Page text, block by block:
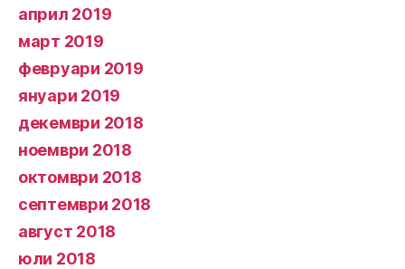
април 2019
март 2019
февруари 2019
януари 2019
декември 2018
ноември 2018
октомври 2018
септември 2018
август 2018
юли 2018